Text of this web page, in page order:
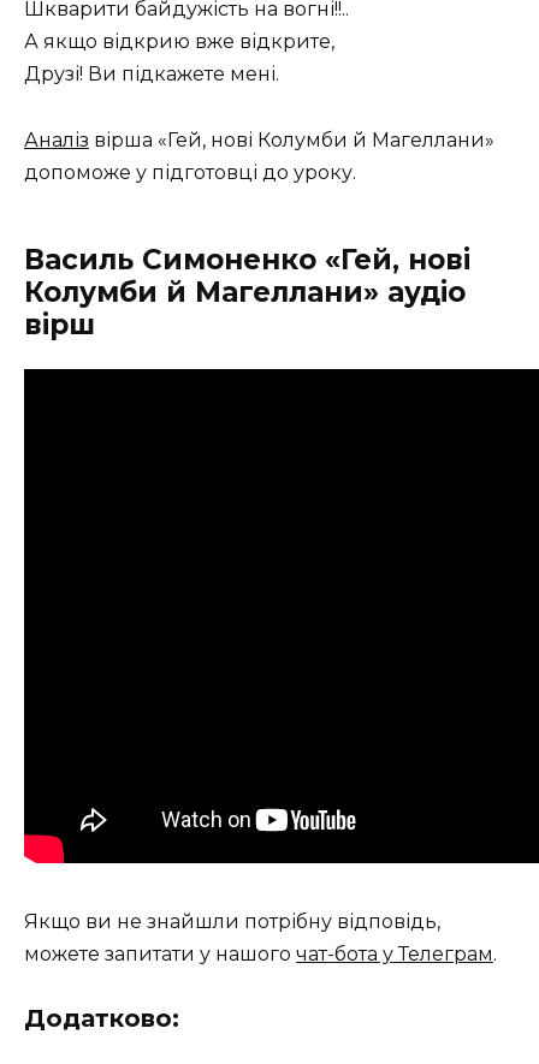
Шкварити байдужість на вогні!!..
А якщо відкрию вже відкрите,
Друзі! Ви підкажете мені.
Аналіз вірша «Гей, нові Колумби й Магеллани»
допоможе у підготовці до уроку.
Василь Симоненко «Гей, нові
Колумби й Магеллани» аудіо
вірш
Якщо ви не знайшли потрібну відповідь,
можете запитати у нашого чат-бота у Телеграм.
Додатково: